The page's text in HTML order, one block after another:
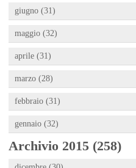
giugno (31)
maggio (32)
aprile (31)
marzo (28)
febbraio (31)
gennaio (32)
Archivio 2015 (258)